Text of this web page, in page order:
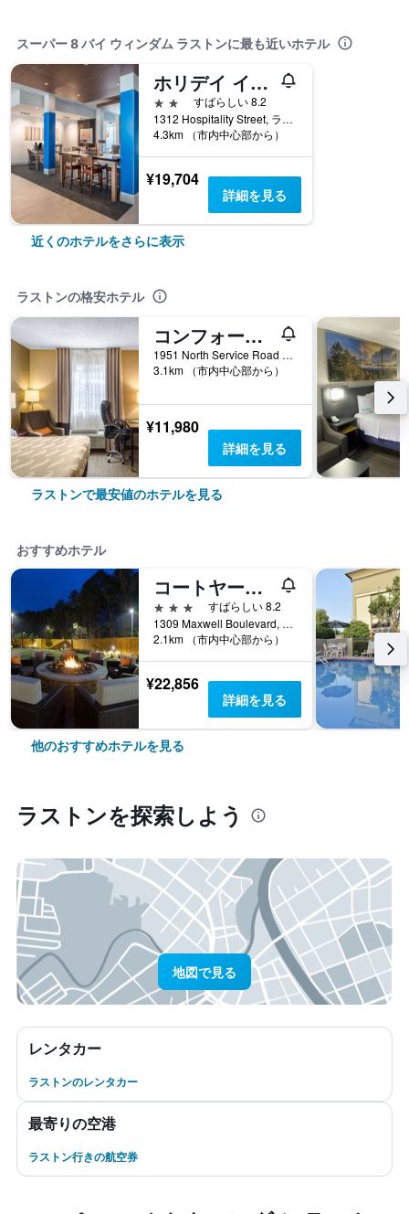
スーパー 8 バイ ウィンダム ラストンに最も近いホテル
ホリデイ イン エクスプレス & スイーツ ラストン by IHG
2つ星
すばらしい 8.2
1312 Hospitality Street, ラストン, LA, アメリカ合衆国
4.3km （市内中心部から）
¥19,704
詳細を見る
近くのホテルをさらに表示
ラストンの格安ホテル
コンフォート イン ラストン
1951 North Service Road East, ラストン, LA, アメリカ合衆国
3.1km （市内中心部から）
¥11,980
詳細を見る
ラストンで最安値のホテルを見る
おすすめホテル
コートヤード・ラストン
3つ星
すばらしい 8.2
1309 Maxwell Boulevard, ラストン, LA, アメリカ合衆国
2.1km （市内中心部から）
¥22,856
詳細を見る
他のおすすめホテルを見る
ラストン​を探索しよう
地図で見る
レンタカー
ラストンのレンタカー
最寄りの空港
ラストン行きの航空券